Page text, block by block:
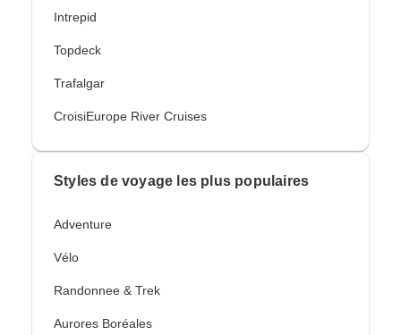
Intrepid
Topdeck
Trafalgar
CroisiEurope River Cruises
Styles de voyage les plus populaires
Adventure
Vélo
Randonnee & Trek
Aurores Boréales